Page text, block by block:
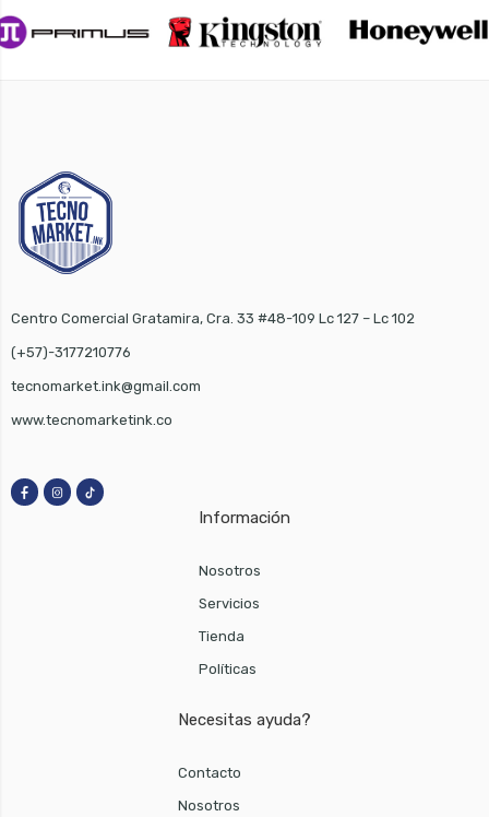
Centro Comercial Gratamira, Cra. 33 #48-109 Lc 127 – Lc 102
(+57)-3177210776
tecnomarket.ink@gmail.com
www.tecnomarketink.co
Información
Nosotros
Servicios
Tienda
Políticas
Necesitas ayuda?
Contacto
Nosotros